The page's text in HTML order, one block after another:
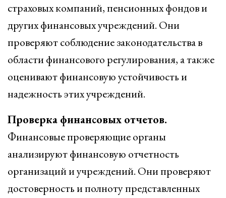
страховых компаний, пенсионных фондов и
других финансовых учреждений. Они
проверяют соблюдение законодательства в
области финансового регулирования, а также
оценивают финансовую устойчивость и
надежность этих учреждений.
Проверка финансовых отчетов.
Финансовые проверяющие органы
анализируют финансовую отчетность
организаций и учреждений. Они проверяют
достоверность и полноту представленных